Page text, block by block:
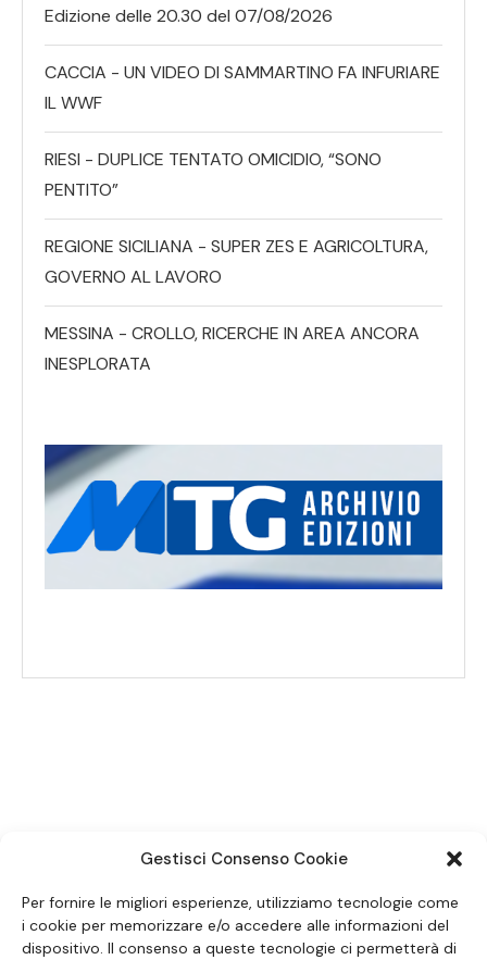
Gestisci Consenso Cookie
Per fornire le migliori esperienze, utilizziamo tecnologie come
i cookie per memorizzare e/o accedere alle informazioni del
dispositivo. Il consenso a queste tecnologie ci permetterà di
Edizione delle 20.30 del 07/08/2026
CACCIA - UN VIDEO DI SAMMARTINO FA INFURIARE
IL WWF
RIESI - DUPLICE TENTATO OMICIDIO, “SONO
PENTITO”
REGIONE SICILIANA - SUPER ZES E AGRICOLTURA,
GOVERNO AL LAVORO
MESSINA - CROLLO, RICERCHE IN AREA ANCORA
INESPLORATA